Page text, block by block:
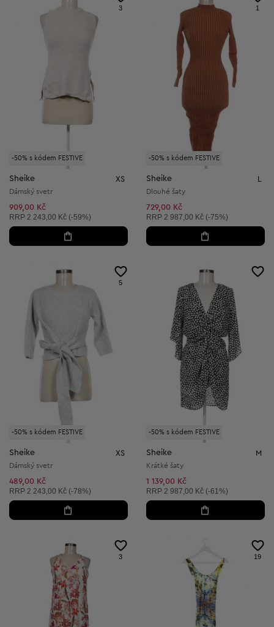
-50% s kódem FESTIVE
3
Sheike XS
Dámský svetr
909,00 Kč
Doporučená cena:
RRP 2 243,00 Kč (-59%)
-50% s kódem FESTIVE
1
Sheike L
Dlouhé šaty
729,00 Kč
Doporučená cena:
RRP 2 987,00 Kč (-75%)
-50% s kódem FESTIVE
5
Sheike XS
Dámský svetr
489,00 Kč
Doporučená cena:
RRP 2 243,00 Kč (-78%)
-50% s kódem FESTIVE
Sheike M
Krátké šaty
1 139,00 Kč
Doporučená cena:
RRP 2 987,00 Kč (-61%)
3 19